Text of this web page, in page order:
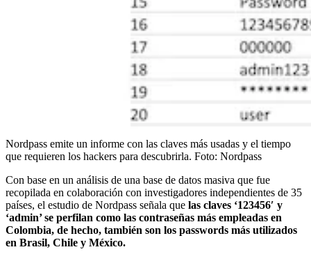
Nordpass emite un informe con las claves más usadas y el tiempo
que requieren los hackers para descubrirla. Foto: Nordpass
Con base en un análisis de una base de datos masiva que fue
recopilada en colaboración con investigadores independientes de 35
países, el estudio de Nordpass señala que las claves ‘123456′ y
‘admin’ se perfilan como las contraseñas más empleadas en
Colombia, de hecho, también son los passwords más utilizados
en Brasil, Chile y México.